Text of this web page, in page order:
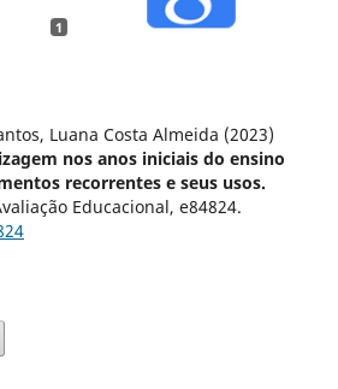
1
Luana Costa Almeida (2023)
nos anos iniciais do ensino
recorrentes e seus usos.
Educacional, e84824.